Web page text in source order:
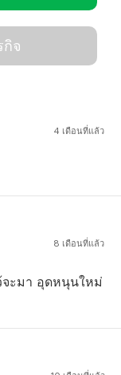
กิจ
4 เดือนที่แล้ว
8 เดือนที่แล้ว
จะมา อุดหนุนใหม่